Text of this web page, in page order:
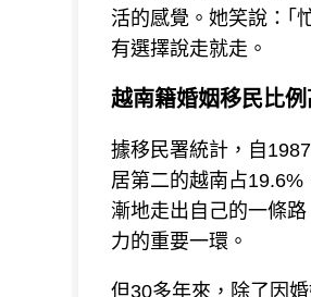
活的感覺。她笑說：｢
有選擇說走就走。
越南籍婚姻移民比
據移民署統計，自
居第二的越南占
漸地走出自己的一條
力的重要一環。
但30多年來，除了因